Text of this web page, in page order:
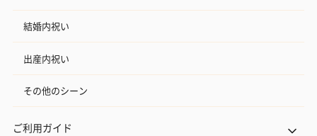
結婚内祝い
出産内祝い
その他のシーン
ご利用ガイド